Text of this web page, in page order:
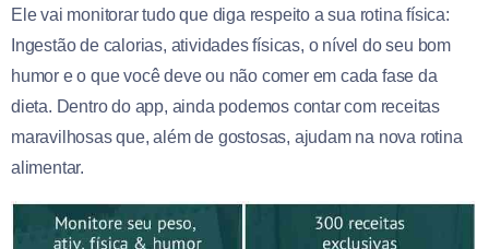
Ele vai monitorar tudo que diga respeito a sua rotina física:
Ingestão de calorias, atividades físicas, o nível do seu bom
humor e o que você deve ou não comer em cada fase da
dieta. Dentro do app, ainda podemos contar com receitas
maravilhosas que, além de gostosas, ajudam na nova rotina
alimentar.